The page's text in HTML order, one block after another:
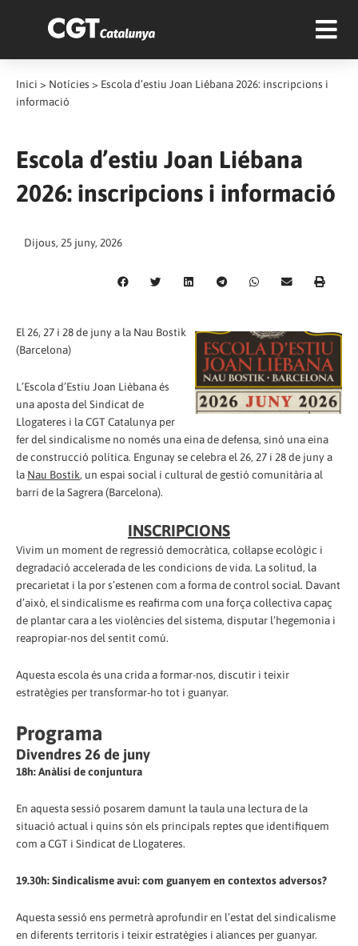
Inici > Notícies > Escola d’estiu Joan Liébana 2026: inscripcions i
informació
Escola d’estiu Joan Liébana
2026: inscripcions i informació
Dijous, 25 juny, 2026
El 26, 27 i 28 de juny a la Nau Bostik
(Barcelona)
L’Escola d’Estiu Joan Lièbana és
una aposta del Sindicat de
Llogateres i la CGT Catalunya per
fer del sindicalisme no només una eina de defensa, sinó una eina
de construcció política. Engunay se celebra el 26, 27 i 28 de juny a
la Nau Bostik, un espai social i cultural de gestió comunitària al
barri de la Sagrera (Barcelona).
INSCRIPCIONS
Vivim un moment de regressió democràtica, col·lapse ecològic i
degradació accelerada de les condicions de vida. La solitud, la
precarietat i la por s’estenen com a forma de control social. Davant
d’això, el sindicalisme es reafirma com una força col·lectiva capaç
de plantar cara a les violències del sistema, disputar l’hegemonia i
reapropiar-nos del sentit comú.
Aquesta escola és una crida a formar-nos, discutir i teixir
estratègies per transformar-ho tot i guanyar.
Programa
Divendres 26 de juny
18h: Anàlisi de conjuntura
En aquesta sessió posarem damunt la taula una lectura de la
situació actual i quins són els principals reptes que identifiquem
com a CGT i Sindicat de Llogateres.
19.30h: Sindicalisme avui: com guanyem en contextos adversos?
Aquesta sessió ens permetrà aprofundir en l’estat del sindicalisme
en diferents territoris i teixir estratègies i aliances per guanyar.